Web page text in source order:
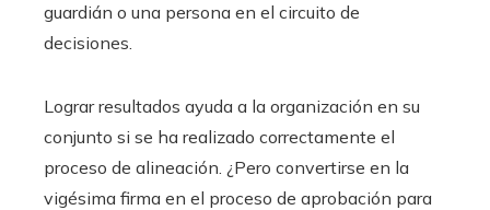
guardián o una persona en el circuito de
decisiones.
Lograr resultados ayuda a la organización en su
conjunto si se ha realizado correctamente el
proceso de alineación. ¿Pero convertirse en la
vigésima firma en el proceso de aprobación para